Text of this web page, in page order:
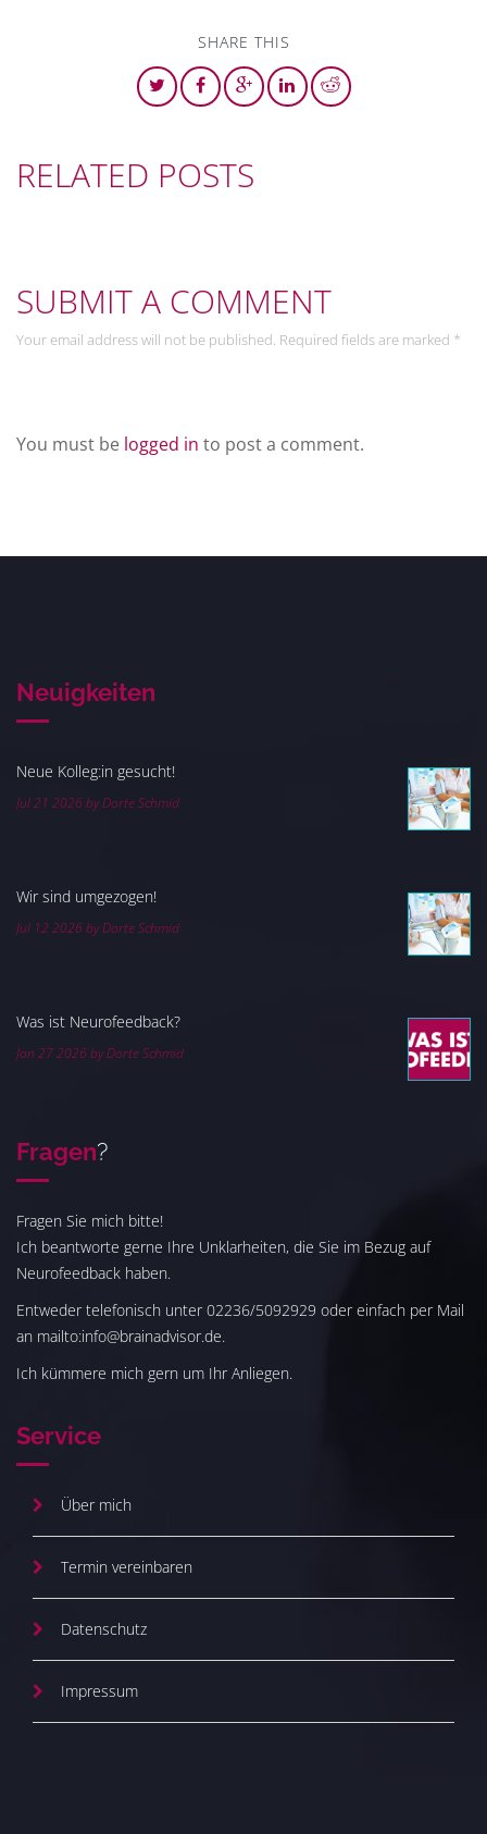
SHARE THIS
RELATED POSTS
SUBMIT A COMMENT
Your email address will not be published. Required fields are marked *
You must be logged in to post a comment.
Neuigkeiten
Neue Kolleg:in gesucht!
Jul 21 2026 by Dorte Schmid
Wir sind umgezogen!
Jul 12 2026 by Dorte Schmid
Was ist Neurofeedback?
Jan 27 2026 by Dorte Schmid
Fragen?
Fragen Sie mich bitte!
Ich beantworte gerne Ihre Unklarheiten, die Sie im Bezug auf
Neurofeedback haben.
Entweder telefonisch unter 02236/5092929 oder einfach per Mail
an mailto:info@brainadvisor.de.
Ich kümmere mich gern um Ihr Anliegen.
Service
Über mich
Termin vereinbaren
Datenschutz
Impressum